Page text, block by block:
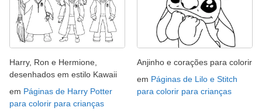
Harry, Ron e Hermione,
desenhados em estilo Kawaii
em Páginas de Harry Potter
para colorir para crianças
Anjinho e corações para colorir
em Páginas de Lilo e Stitch
para colorir para crianças